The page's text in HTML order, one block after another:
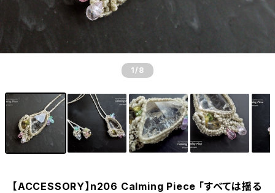
1 /8
【ACCESSORY】n206 Calming Piece 「すべては揺る